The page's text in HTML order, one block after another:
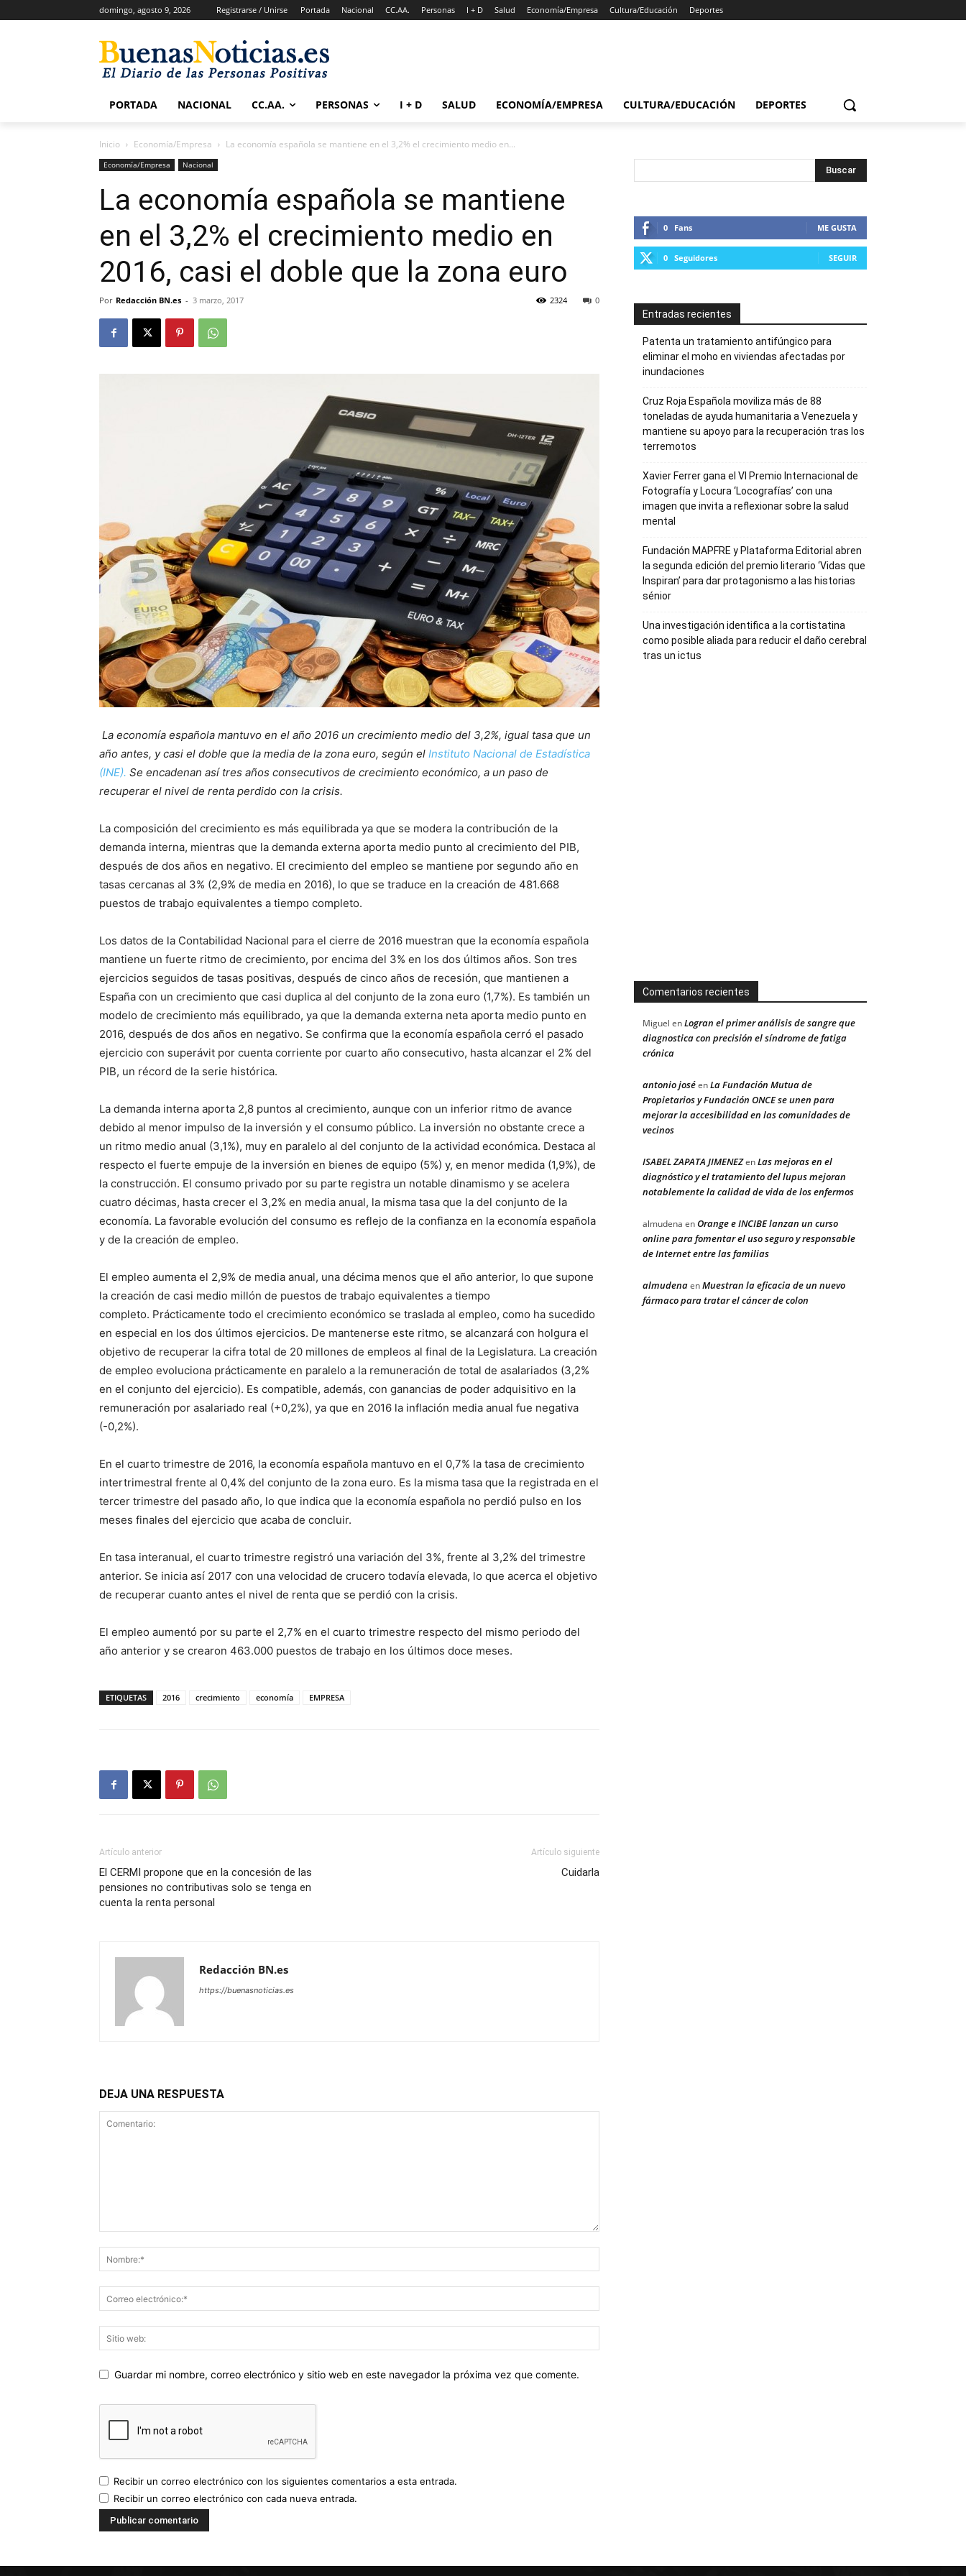
domingo, agosto 9, 2026 Registrarse / Unirse Portada Nacional CC.AA. Personas I + D Salud Economía/Empresa Cultura/Educación Deportes
PORTADA NACIONAL CC.AA. PERSONAS I + D SALUD ECONOMÍA/EMPRESA CULTURA/EDUCACIÓN DEPORTES
Inicio Economía/Empresa La economía española se mantiene en el 3,2% el crecimiento medio en...
Economía/Empresa Nacional
La economía española se mantiene
en el 3,2% el crecimiento medio en
2016, casi el doble que la zona euro
Por Redacción BN.es - 3 marzo, 2017 0
2324
La economía española mantuvo en el año 2016 un crecimiento medio del 3,2%, igual tasa que un
año antes, y casi el doble que la media de la zona euro, según el Instituto Nacional de Estadística
(INE). Se encadenan así tres años consecutivos de crecimiento económico, a un paso de
recuperar el nivel de renta perdido con la crisis.
La composición del crecimiento es más equilibrada ya que se modera la contribución de la
demanda interna, mientras que la demanda externa aporta medio punto al crecimiento del PIB,
después de dos años en negativo. El crecimiento del empleo se mantiene por segundo año en
tasas cercanas al 3% (2,9% de media en 2016), lo que se traduce en la creación de 481.668
puestos de trabajo equivalentes a tiempo completo.
Los datos de la Contabilidad Nacional para el cierre de 2016 muestran que la economía española
mantiene un fuerte ritmo de crecimiento, por encima del 3% en los dos últimos años. Son tres
ejercicios seguidos de tasas positivas, después de cinco años de recesión, que mantienen a
España con un crecimiento que casi duplica al del conjunto de la zona euro (1,7%). Es también un
modelo de crecimiento más equilibrado, ya que la demanda externa neta aporta medio punto en
2016, después de dos años en negativo. Se confirma que la economía española cerró el pasado
ejercicio con superávit por cuenta corriente por cuarto año consecutivo, hasta alcanzar el 2% del
PIB, un récord de la serie histórica.
La demanda interna aporta 2,8 puntos al crecimiento, aunque con un inferior ritmo de avance
debido al menor impulso de la inversión y el consumo público. La inversión no obstante crece a
un ritmo medio anual (3,1%), muy en paralelo al del conjunto de la actividad económica. Destaca al
respecto el fuerte empuje de la inversión en bienes de equipo (5%) y, en menor medida (1,9%), de
la construcción. El consumo privado por su parte registra un notable dinamismo y se acelera
cuatro décimas, hasta crecer el 3,2% en media anual, la misma tasa que la del conjunto de la
economía. La favorable evolución del consumo es reflejo de la confianza en la economía española
y de la creación de empleo.
El empleo aumenta el 2,9% de media anual, una décima menos que el año anterior, lo que supone
la creación de casi medio millón de puestos de trabajo equivalentes a tiempo
completo. Prácticamente todo el crecimiento económico se traslada al empleo, como ha sucedido
en especial en los dos últimos ejercicios. De mantenerse este ritmo, se alcanzará con holgura el
objetivo de recuperar la cifra total de 20 millones de empleos al final de la Legislatura. La creación
de empleo evoluciona prácticamente en paralelo a la remuneración de total de asalariados (3,2%
en el conjunto del ejercicio). Es compatible, además, con ganancias de poder adquisitivo en la
remuneración por asalariado real (+0,2%), ya que en 2016 la inflación media anual fue negativa
(-0,2%).
En el cuarto trimestre de 2016, la economía española mantuvo en el 0,7% la tasa de crecimiento
intertrimestral frente al 0,4% del conjunto de la zona euro. Es la misma tasa que la registrada en el
tercer trimestre del pasado año, lo que indica que la economía española no perdió pulso en los
meses finales del ejercicio que acaba de concluir.
En tasa interanual, el cuarto trimestre registró una variación del 3%, frente al 3,2% del trimestre
anterior. Se inicia así 2017 con una velocidad de crucero todavía elevada, lo que acerca el objetivo
de recuperar cuanto antes el nivel de renta que se perdió con la crisis.
El empleo aumentó por su parte el 2,7% en el cuarto trimestre respecto del mismo periodo del
año anterior y se crearon 463.000 puestos de trabajo en los últimos doce meses.
ETIQUETAS 2016 crecimiento economía EMPRESA
Artículo anterior
El CERMI propone que en la concesión de las
pensiones no contributivas solo se tenga en
cuenta la renta personal
Artículo siguiente
Cuidarla
Redacción BN.es
https://buenasnoticias.es
DEJA UNA RESPUESTA
Guardar mi nombre, correo electrónico y sitio web en este navegador la próxima vez que comente.
Recibir un correo electrónico con los siguientes comentarios a esta entrada.
Recibir un correo electrónico con cada nueva entrada.
0 Fans ME GUSTA
0 Seguidores SEGUIR
Entradas recientes
Patenta un tratamiento antifúngico para
eliminar el moho en viviendas afectadas por
inundaciones
Cruz Roja Española moviliza más de 88
toneladas de ayuda humanitaria a Venezuela y
mantiene su apoyo para la recuperación tras los
terremotos
Xavier Ferrer gana el VI Premio Internacional de
Fotografía y Locura ‘Locografías’ con una
imagen que invita a reflexionar sobre la salud
mental
Fundación MAPFRE y Plataforma Editorial abren
la segunda edición del premio literario ‘Vidas que
Inspiran’ para dar protagonismo a las historias
sénior
Una investigación identifica a la cortistatina
como posible aliada para reducir el daño cerebral
tras un ictus
Comentarios recientes
Miguel enLogran el primer análisis de sangre que
diagnostica con precisión el síndrome de fatiga
crónica
antonio joséenLa Fundación Mutua de
Propietarios y Fundación ONCE se unen para
mejorar la accesibilidad en las comunidades de
vecinos
ISABEL ZAPATA JIMENEZenLas mejoras en el
diagnóstico y el tratamiento del lupus mejoran
notablemente la calidad de vida de los enfermos
almudena enOrange e INCIBE lanzan un curso
online para fomentar el uso seguro y responsable
de Internet entre las familias
almudenaenMuestran la eficacia de un nuevo
fármaco para tratar el cáncer de colon